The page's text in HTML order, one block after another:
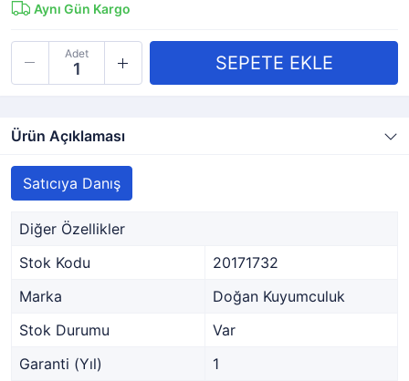
Aynı Gün Kargo
Adet
Ürün Açıklaması
Satıcıya Danış
Diğer Özellikler
Stok Kodu
20171732
Marka
Doğan Kuyumculuk
Stok Durumu
Var
Garanti (Yıl)
1